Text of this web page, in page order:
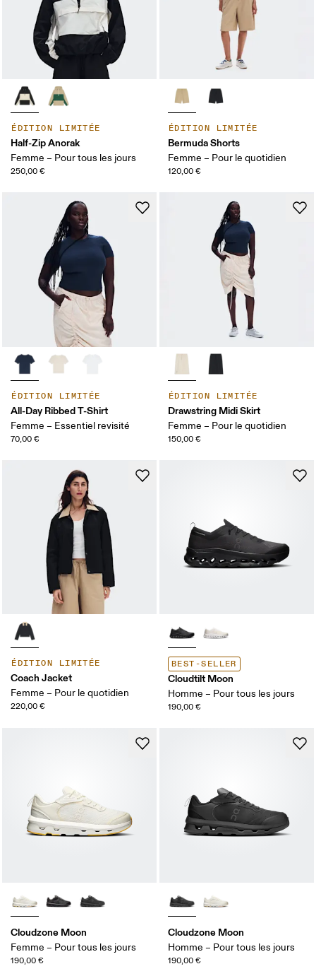
ÉDITION LIMITÉE
Half-Zip Anorak
Femme – Pour tous les jours
250,00 €
ÉDITION LIMITÉE
Bermuda Shorts
Femme – Pour le quotidien
120,00 €
ÉDITION LIMITÉE
All-Day Ribbed T-Shirt
Femme – Essentiel revisité
70,00 €
ÉDITION LIMITÉE
Drawstring Midi Skirt
Femme – Pour le quotidien
150,00 €
ÉDITION LIMITÉE
Coach Jacket
Femme – Pour le quotidien
220,00 €
BEST-SELLER
Cloudtilt Moon
Homme – Pour tous les jours
190,00 €
Cloudzone Moon
Femme – Pour tous les jours
190,00 €
Cloudzone Moon
Homme – Pour tous les jours
190,00 €